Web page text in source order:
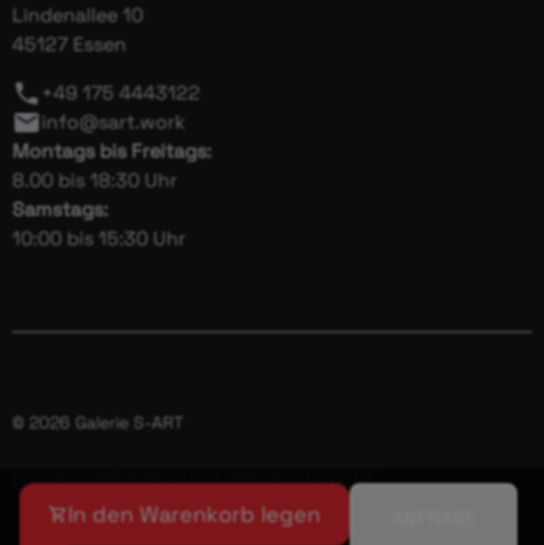
In den Warenkorb legen
Lindenallee 10
45127 Essen
+49 175 4443122
info@sart.work
Montags bis Freitags:
8.00 bis 18:30 Uhr
Samstags:
10:00 bis 15:30 Uhr
© 2026 Galerie S-ART
ImpressumDatenschutzWiderrufsrecht